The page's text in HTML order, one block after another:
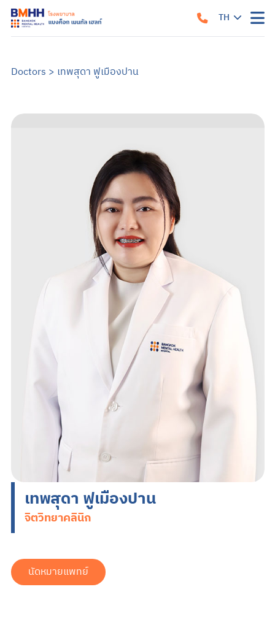
TH
หน้าแรก
เกี่ยวกับเรา
คำแนะนำเมื่อมาถึงโรงพยาบาล
สิ่งอำนวยความสะดวก
คำแนะนำสำหรับผู้ป่วยใน
ข้อมูลสำหรับครอบครัว
บริการสำหรับผู้ป่วยนอก
ศูนย์รักษาโรคซึมเศร้าครบวงจร
บริการสำหรับผู้ป่วยใน
อาการและการรักษา
ออทิสติก หรือภาวะออทิสติกสเปกตรัม (ASD)
ภาวะเครียดหลังเผชิญเหตุการณ์รุนแรง
ข้อมูลสุขภาพจิต
แบบทดสอบสุขภาพจิต
ข่าวสารและบริการ
Search
นัดหมายแพทย์
02-589-1889
Doctors > เทพสุดา ฟูเมืองปาน
เทพสุดา ฟูเมืองปาน
จิตวิทยาคลินิก
นัดหมายแพทย์